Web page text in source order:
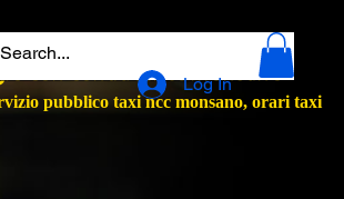
con conducente monsano
pubblico taxi ncc monsano, orari taxi
Log In